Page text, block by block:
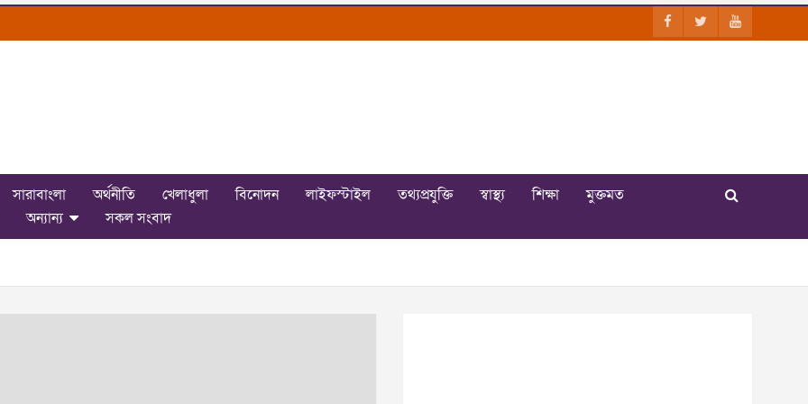
সারাবাংলা অর্থনীতি খেলাধুলা বিনোদন লাইফস্টাইল তথ্যপ্রযুক্তি স্বাস্থ্য শিক্ষা
মুক্তমত
অন্যান্য সকল সংবাদ